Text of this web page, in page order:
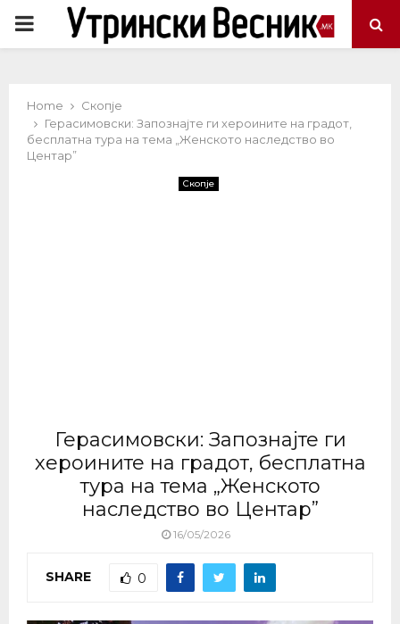
PRIMARY
Home
Скопје
Герасимовски: Запознајте ги хероините на градот,
бесплатна тура на тема „Женското наследство во
Центар”
Скопје
Герасимовски: Запознајте ги
хероините на градот, бесплатна
тура на тема „Женското
наследство во Центар”
16/05/2026
SHARE 0